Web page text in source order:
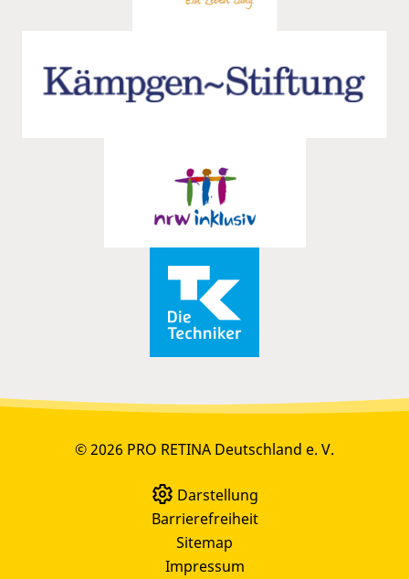
© 2026 PRO RETINA Deutschland e. V.
Darstellung
Barrierefreiheit
Sitemap
Impressum